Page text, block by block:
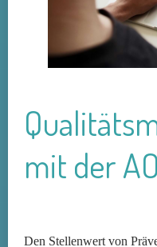
mit der
Den Stellenwert von